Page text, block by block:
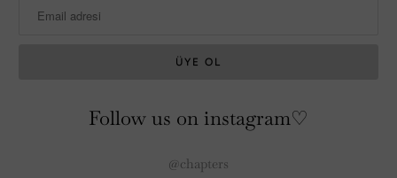
Follow us on instagram♡
@chapters